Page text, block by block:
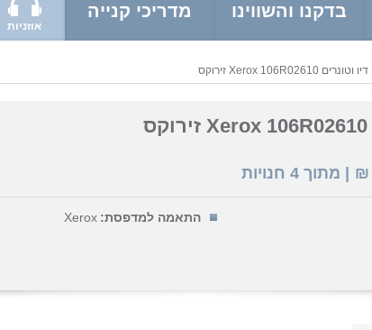
בדקנו והשווינו מדריכי קנייה
אוזניות
דיו וטונרים Xerox 106R02610 זירוקס
₪ | מתוך 4 חנויות
התאמה למדפסת: Xerox